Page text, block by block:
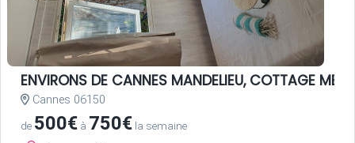
ENVIRONS DE CANNES MANDELIEU, COTTAGE
Cannes 06150
de 500€ à 750€ la semaine